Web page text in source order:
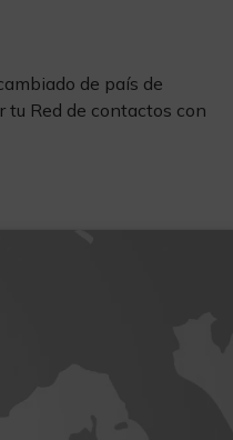
de país de
tu Red de contactos con